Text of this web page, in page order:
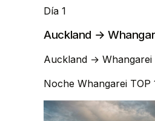
Día 1
Auckland →
Auckland → Whangarei
Noche Whangarei TOP